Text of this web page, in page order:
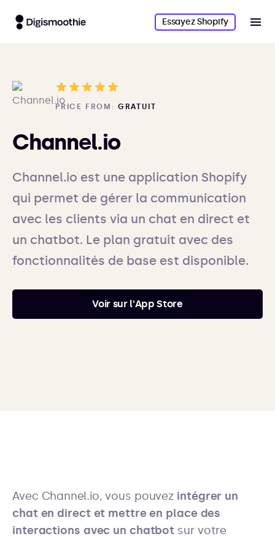
Essayez Shopify
PRICE FROM: GRATUIT
Channel.io
Channel.io est une application Shopify
qui permet de gérer la communication
avec les clients via un chat en direct et
un chatbot. Le plan gratuit avec des
fonctionnalités de base est disponible.
Voir sur l'App Store
Avec Channel.io, vous pouvez intégrer un
chat en direct et mettre en place des
interactions avec un chatbot sur votre